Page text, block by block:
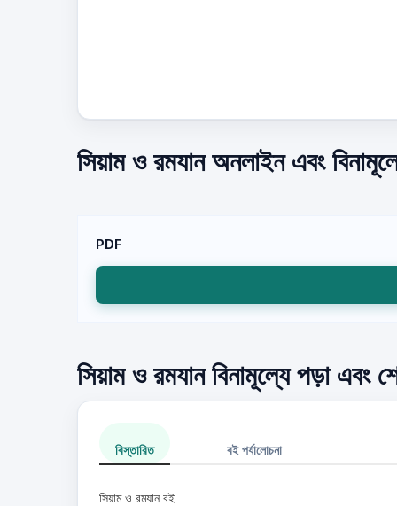
সিয়াম ও রমযান অনলাইন এবং
PDF
সিয়াম ও রমযান বিনামূল্যে পড়া এবং
বিস্তারিত বই পর্যালোচনা
সিয়াম ও রমযান বই